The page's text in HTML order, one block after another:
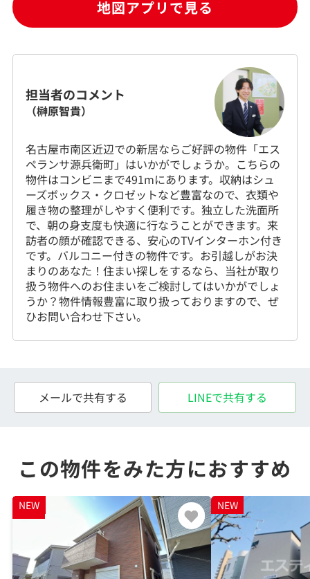
地図アプリで見る
担当者のコメント
（榊原智貴）
名古屋市南区近辺での新居ならご好評の物件「エス
ペランサ源兵衛町」はいかがでしょうか。こちらの
物件はコンビニまで491mにあります。収納はシュ
ーズボックス・クロゼットなど豊富なので、衣類や
履き物の整理がしやすく便利です。独立した洗面所
で、朝の身支度も快適に行なうことができます。来
訪者の顔が確認できる、安心のTVインターホン付き
です。バルコニー付きの物件です。お引越しがお決
まりのあなた！住まい探しをするなら、当社が取り
扱う物件へのお住まいをご検討してはいかがでしょ
うか？物件情報豊富に取り扱っておりますので、ぜ
ひお問い合わせ下さい。
メールで共有する LINEで共有する
この物件をみた方におすすめ
NEW
NEW NEW